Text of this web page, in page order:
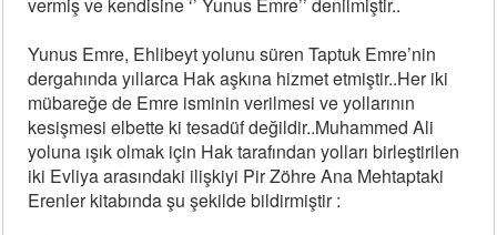
Yunus Emre, Ehlibeyt yolunu süren Taptuk Emre’nin
dergahında yıllarca Hak aşkına hizmet etmiştir..Her iki
mübareğe de Emre isminin verilmesi ve yollarının
kesişmesi elbette ki tesadüf değildir..Muhammed Ali
yoluna ışık olmak için Hak tarafından yolları birleştirilen
iki Evliya arasındaki ilişkiyi Pir Zöhre Ana Mehtaptaki
Erenler kitabında şu şekilde bildirmiştir :